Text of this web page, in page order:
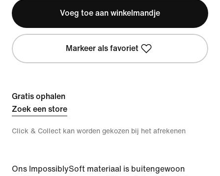
Voeg toe aan winkelmandje
Markeer als favoriet
Gratis ophalen
Zoek een store
Click & Collect kan worden gekozen bij het afrekenen
Ons ImpossiblySoft materiaal is buitengewoon